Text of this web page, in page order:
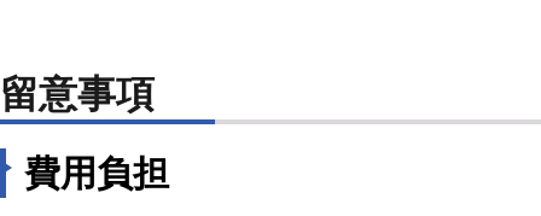
留意事項
費用負担